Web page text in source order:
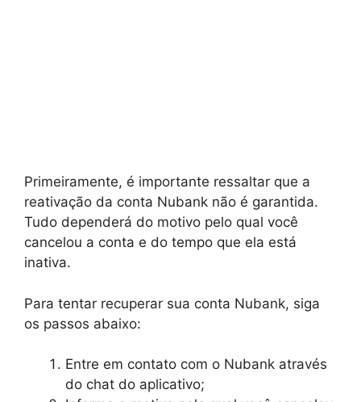
Primeiramente, é importante ressaltar que a
reativação da conta Nubank não é garantida.
Tudo dependerá do motivo pelo qual você
cancelou a conta e do tempo que ela está
inativa.
Para tentar recuperar sua conta Nubank, siga
os passos abaixo:
Entre em contato com o Nubank através
do chat do aplicativo;